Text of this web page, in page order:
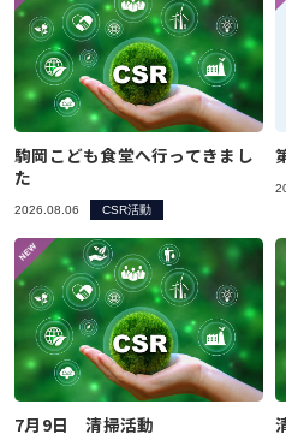
駒岡こども食堂へ行ってきまし
た
2026.08.06 CSR活動
7月9日 清掃活動